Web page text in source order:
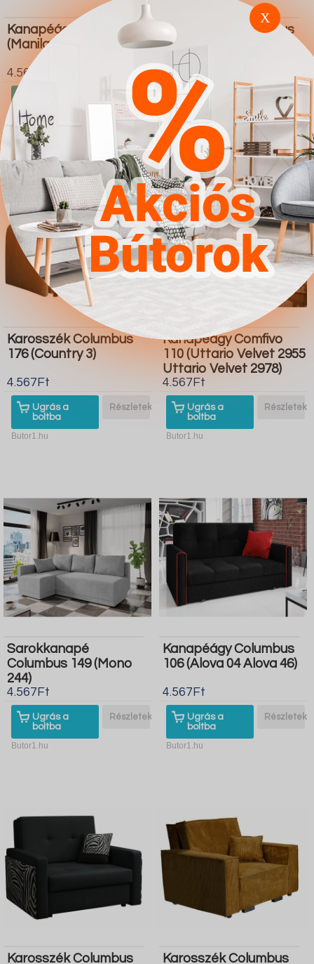
Kanapéágy Muncie 106
(Manila 04)
4.567Ft
Részletek
Butor1.hu
Kanapéágy Columbus
130 (Poso 145)
4.567Ft
Ugrás a
boltba
Részletek
Butor1.hu
Karosszék Columbus
176 (Country 3)
4.567Ft
Ugrás a
boltba
Részletek
Butor1.hu
Kanapéágy Comfivo
110 (Uttario Velvet 2955
Uttario Velvet 2978)
4.567Ft
Ugrás a
boltba
Részletek
Butor1.hu
Sarokkanapé
Columbus 149 (Mono
244)
4.567Ft
Ugrás a
boltba
Részletek
Butor1.hu
Kanapéágy Columbus
106 (Alova 04 Alova 46)
4.567Ft
Ugrás a
boltba
Részletek
Butor1.hu
Karosszék Columbus
Karosszék Columbus
X